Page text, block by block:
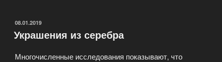
прекрасном»
ОПУБЛИКОВАНО
08.01.2019
Украшения из серебра
Многочисленные исследования показывают, что